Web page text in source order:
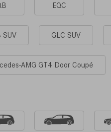
EQC
SUV GLC SUV
AMG GT4 Door Coupé